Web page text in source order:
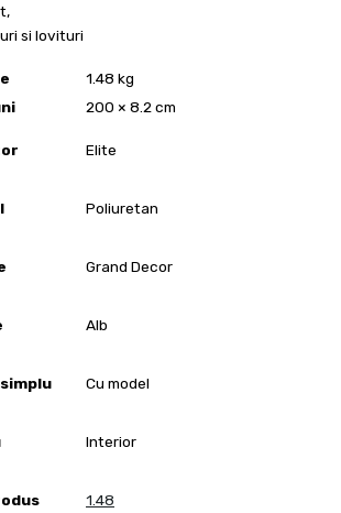
si lovituri
1.48 kg
200 × 8.2 cm
Elite
Poliuretan
Grand Decor
Alb
Cu model
Interior
1.48